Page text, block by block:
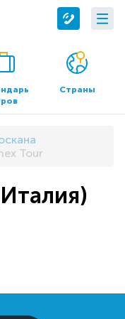
и реквизиты
Страны
Tour